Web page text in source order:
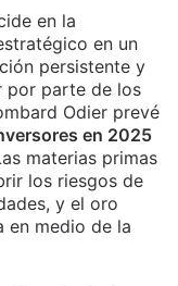
en la
en un
persistente y
por parte de los
Odier prevé
en 2025
materias primas
los riesgos de
y el oro
en medio de la